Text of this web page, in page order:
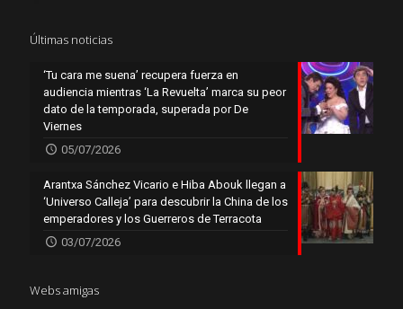
Últimas noticias
‘Tu cara me suena’ recupera fuerza en
audiencia mientras ‘La Revuelta’ marca su peor
dato de la temporada, superada por De
Viernes
05/07/2026
Arantxa Sánchez Vicario e Hiba Abouk llegan a
‘Universo Calleja’ para descubrir la China de los
emperadores y los Guerreros de Terracota
03/07/2026
Webs amigas